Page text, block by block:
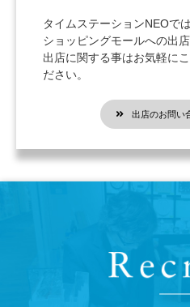
タイムステーションNEOで
ショッピングモールへの出
出店に関する事はお気軽に
ださい。
出店のお問い